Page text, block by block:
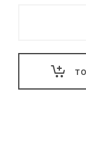
quantity